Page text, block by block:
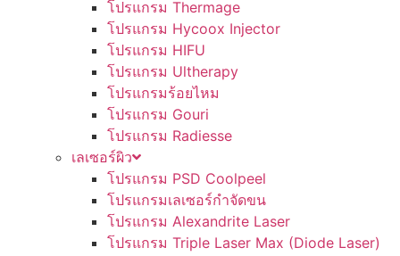
โปรแกรม Thermage
โปรแกรม Hycoox Injector
โปรแกรม HIFU
โปรแกรม Ultherapy
โปรแกรมร้อยไหม
โปรแกรม Gouri
โปรแกรม Radiesse
เลเซอร์ผิว
โปรแกรม PSD Coolpeel
โปรแกรมเลเซอร์กำจัดขน
โปรแกรม Alexandrite Laser
โปรแกรม Triple Laser Max (Diode Laser)